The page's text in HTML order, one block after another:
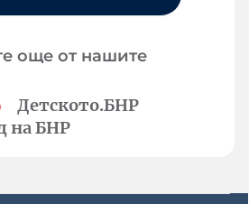
още от нашите
Детското.БНР
на БНР